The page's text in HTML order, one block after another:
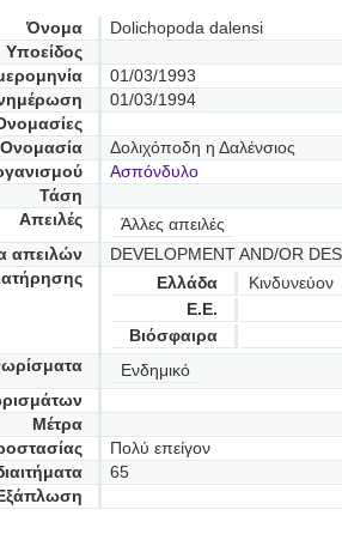
Όνομα
Dolichopoda dalensi
Υποείδος
01/03/1993
01/03/1994
Δολιχόποδη η Δαλένσιος
Ασπόνδυλο
Τάση
Απειλές
Άλλες απειλές
απειλών
DEVELOPMENT AND/OR
Ελλάδα
Κινδυνεύον
Ε.Ε.
Βιόσφαιρα
Ενδημικό
Μέτρα
Πολύ επείγον
65